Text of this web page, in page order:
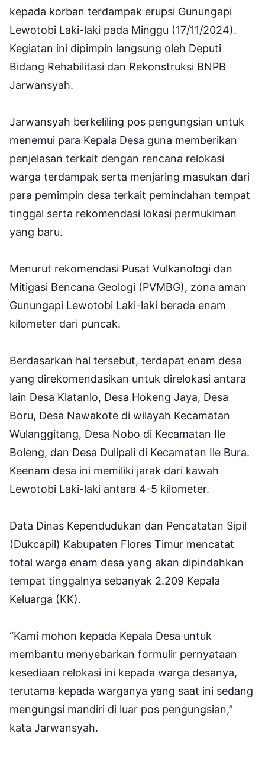
kepada korban terdampak erupsi Gunungapi
Lewotobi Laki-laki pada Minggu (17/11/2024).
Kegiatan ini dipimpin langsung oleh Deputi
Bidang Rehabilitasi dan Rekonstruksi BNPB
Jarwansyah.
Jarwansyah berkeliling pos pengungsian untuk
menemui para Kepala Desa guna memberikan
penjelasan terkait dengan rencana relokasi
warga terdampak serta menjaring masukan dari
para pemimpin desa terkait pemindahan tempat
tinggal serta rekomendasi lokasi permukiman
yang baru.
Menurut rekomendasi Pusat Vulkanologi dan
Mitigasi Bencana Geologi (PVMBG), zona aman
Gunungapi Lewotobi Laki-laki berada enam
kilometer dari puncak.
Berdasarkan hal tersebut, terdapat enam desa
yang direkomendasikan untuk direlokasi antara
lain Desa Klatanlo, Desa Hokeng Jaya, Desa
Boru, Desa Nawakote di wilayah Kecamatan
Wulanggitang, Desa Nobo di Kecamatan Ile
Boleng, dan Desa Dulipali di Kecamatan Ile Bura.
Keenam desa ini memiliki jarak dari kawah
Lewotobi Laki-laki antara 4-5 kilometer.
Data Dinas Kependudukan dan Pencatatan Sipil
(Dukcapil) Kabupaten Flores Timur mencatat
total warga enam desa yang akan dipindahkan
tempat tinggalnya sebanyak 2.209 Kepala
Keluarga (KK).
“Kami mohon kepada Kepala Desa untuk
membantu menyebarkan formulir pernyataan
kesediaan relokasi ini kepada warga desanya,
terutama kepada warganya yang saat ini sedang
mengungsi mandiri di luar pos pengungsian,”
kata Jarwansyah.